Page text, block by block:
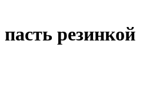
резинкой